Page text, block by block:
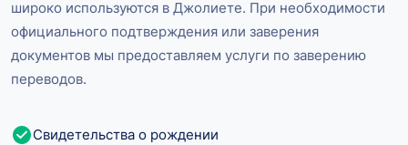
широко используются в Джолиете. При необходимости
официального подтверждения или заверения
документов мы предоставляем услуги по заверению
переводов.
Свидетельства о рождении